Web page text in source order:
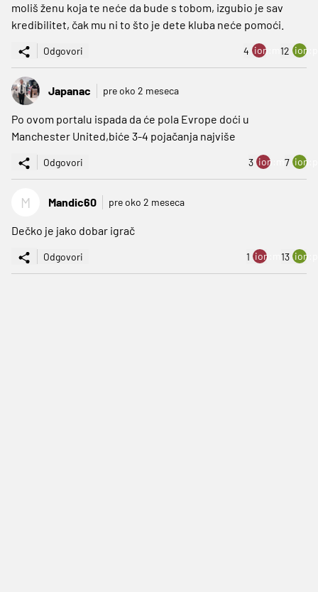
moliš ženu koja te neće da bude s tobom, izgubio je sav
kredibilitet, čak mu ni to što je dete kluba neće pomoći.
Odgovori 4 ion:minus
12
Japanac pre oko 2 meseca
Po ovom portalu ispada da će pola Evrope doći u
Manchester United,biće 3-4 pojačanja najviše
Odgovori 3 ion:minus
7
M Mandic60 pre oko 2 meseca
Dečko je jako dobar igrač
Odgovori 1 ion:minus
13